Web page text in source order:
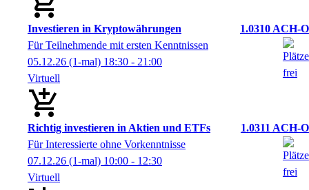
Investieren in Kryptowährungen
1.0310 ACH-O
Für Teilnehmende mit ersten Kenntnissen
05.12.26 (1-mal) 18:30 - 21:00
Virtuell
Richtig investieren in Aktien und ETFs
1.0311 ACH-O
Für Interessierte ohne Vorkenntnisse
07.12.26 (1-mal) 10:00 - 12:30
Virtuell